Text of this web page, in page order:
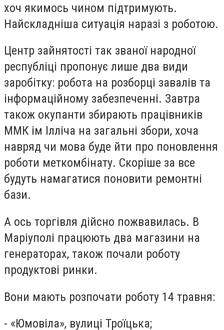
хоч якимось чином підтримують.
Найскладніша ситуація наразі з роботою.
Центр зайнятості так званої народної
республіці пропонує лише два види
заробітку: робота на розборці завалів та
інформаційному забезпеченні. Завтра
також окупанти збирають працівників
ММК ім Ілліча на загальні збори, хоча
навряд чи мова буде йти про поновлення
роботи меткомбінату. Скоріше за все
будуть намагатися поновити ремонтні
бази.
А ось торгівля дійсно пожвавилась. В
Маріуполі працюють два магазини на
генераторах, також почали роботу
продуктові ринки.
Вони мають розпочати роботу 14 травня:
- «Юмовіла», вулиці Троїцька;